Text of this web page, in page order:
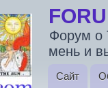
Форум о
мень и
Сайт